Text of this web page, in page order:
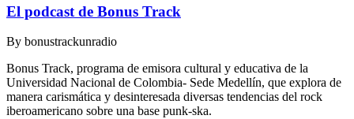
El podcast de Bonus Track
By bonustrackunradio
Bonus Track, programa de emisora cultural y educativa de la
Universidad Nacional de Colombia- Sede Medellín, que explora de
manera carismática y desinteresada diversas tendencias del rock
iberoamericano sobre una base punk-ska.